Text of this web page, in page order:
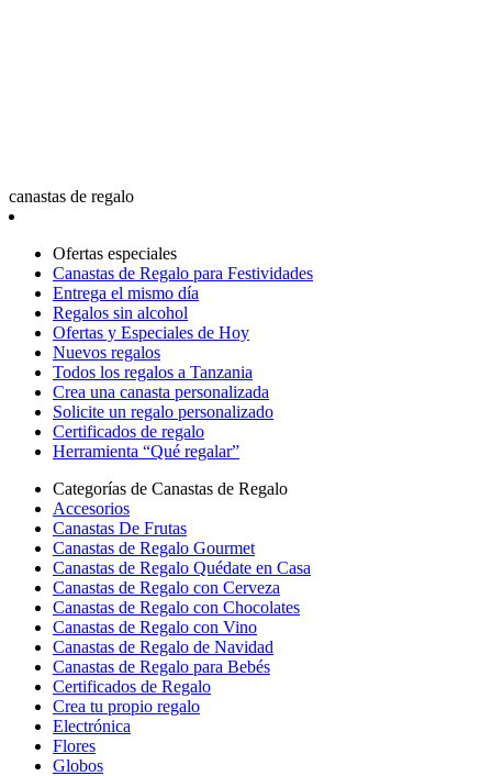
canastas de regalo
Ofertas especiales
Canastas de Regalo para Festividades
Entrega el mismo día
Regalos sin alcohol
Ofertas y Especiales de Hoy
Nuevos regalos
Todos los regalos a Tanzania
Crea una canasta personalizada
Solicite un regalo personalizado
Certificados de regalo
Herramienta “Qué regalar”
Categorías de Canastas de Regalo
Accesorios
Canastas De Frutas
Canastas de Regalo Gourmet
Canastas de Regalo Quédate en Casa
Canastas de Regalo con Cerveza
Canastas de Regalo con Chocolates
Canastas de Regalo con Vino
Canastas de Regalo de Navidad
Canastas de Regalo para Bebés
Certificados de Regalo
Crea tu propio regalo
Electrónica
Flores
Globos